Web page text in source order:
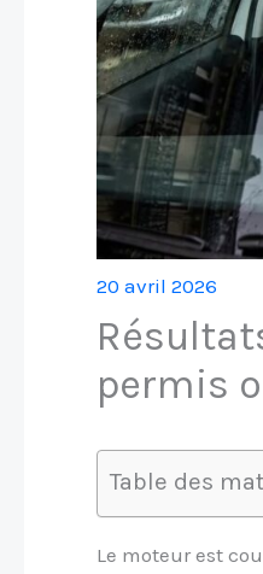
20 avril 2026
permis
Table des
Le moteur est